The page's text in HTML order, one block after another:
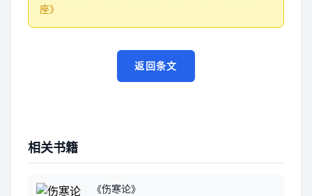
座》
返回条文
相关书籍
《伤寒论》